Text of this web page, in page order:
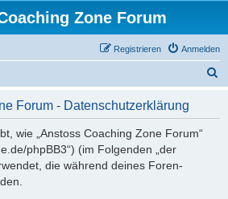
Zone Forum
Anmelden
Registrieren
Forum - Datenschutzerklärung
wie „Anstoss Coaching Zone Forum“
phpBB3“) (im Folgenden „der
die während deines Foren-